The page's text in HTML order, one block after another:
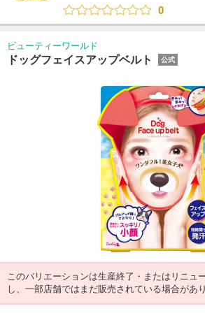
0
ビューティーワールド
ドッグフェイスアップベルト 公式
このバリエーションは生産終了・またはリニュ
し、一部店舗ではまだ販売されている場合があ